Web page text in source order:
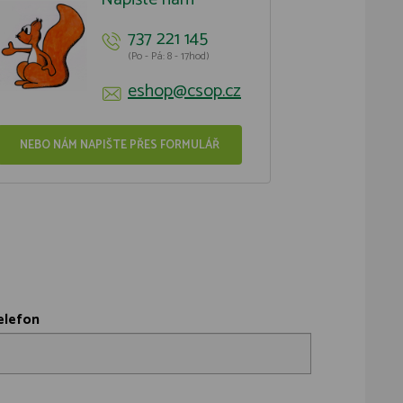
737 221 145
(Po - Pá: 8 - 17hod)
eshop@csop.cz
NEBO NÁM NAPIŠTE PŘES FORMULÁŘ